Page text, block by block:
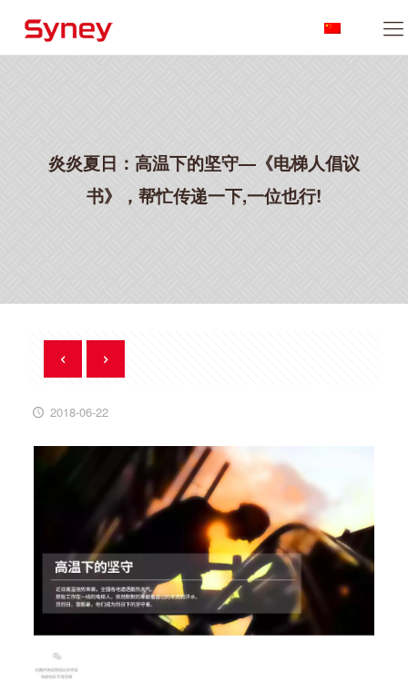
炎炎夏日：高温下的坚守—《电梯人倡议
书》，帮忙传递一下,一位也行!
2018-06-22